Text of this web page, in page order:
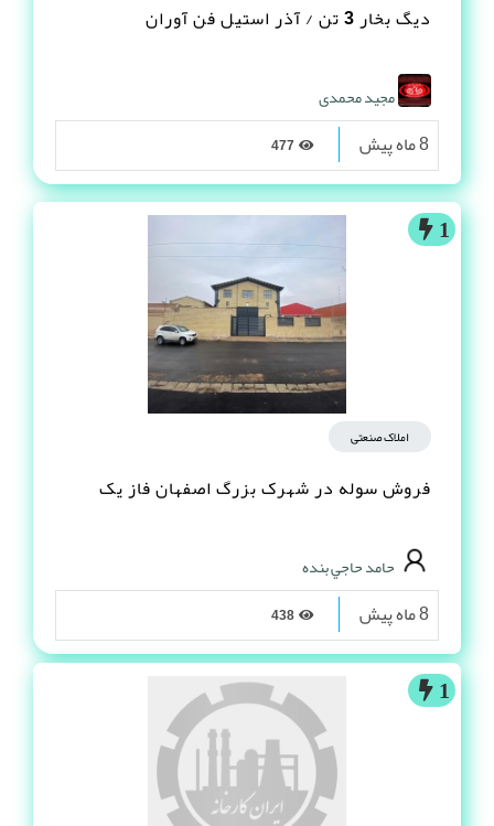
دیگ بخار 3 تن / آذر استیل فن آوران
مجید محمدی
8 ماه پیش
1
املاک صنعتی
فروش سوله در شهرک بزرگ اصفهان فاز یک
حامد حاجي بنده
8 ماه پیش
1